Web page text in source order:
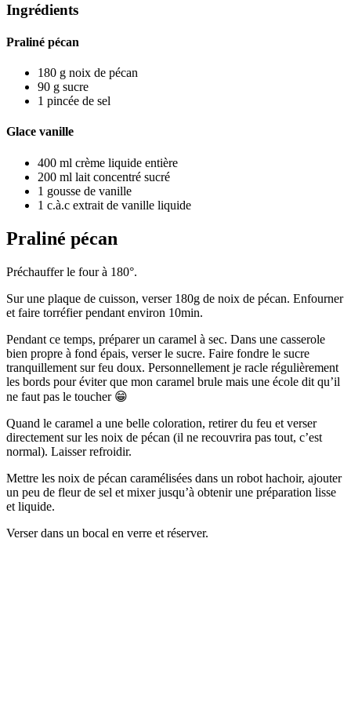
Ingrédients
Praliné pécan
180 g noix de pécan
90 g sucre
1 pincée de sel
Glace vanille
400 ml crème liquide entière
200 ml lait concentré sucré
1 gousse de vanille
1 c.à.c extrait de vanille liquide
Praliné pécan
Préchauffer le four à 180°.
Sur une plaque de cuisson, verser 180g de noix de pécan. Enfourner
et faire torréfier pendant environ 10min.
Pendant ce temps, préparer un caramel à sec. Dans une casserole
bien propre à fond épais, verser le sucre. Faire fondre le sucre
tranquillement sur feu doux. Personnellement je racle régulièrement
les bords pour éviter que mon caramel brule mais une école dit qu’il
ne faut pas le toucher 😁
Quand le caramel a une belle coloration, retirer du feu et verser
directement sur les noix de pécan (il ne recouvrira pas tout, c’est
normal). Laisser refroidir.
Mettre les noix de pécan caramélisées dans un robot hachoir, ajouter
un peu de fleur de sel et mixer jusqu’à obtenir une préparation lisse
et liquide.
Verser dans un bocal en verre et réserver.